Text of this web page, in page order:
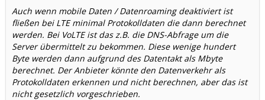
Auch wenn mobile Daten / Datenroaming deaktiviert ist
fließen bei LTE minimal Protokolldaten die dann berechnet
werden. Bei VoLTE ist das z.B. die DNS-Abfrage um die
Server übermittelt zu bekommen. Diese wenige hundert
Byte werden dann aufgrund des Datentakt als Mbyte
berechnet. Der Anbieter könnte den Datenverkehr als
Protokolldaten erkennen und nicht berechnen, aber das ist
nicht gesetzlich vorgeschrieben.